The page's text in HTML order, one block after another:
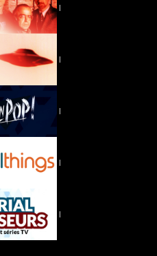
|
|
|
|
|